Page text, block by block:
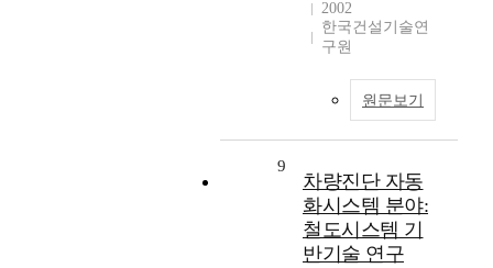
2002
한국건설기술연
구원
원문보기
9
차량진단 자동
화시스템 분야:
철도시스템 기
반기술 연구